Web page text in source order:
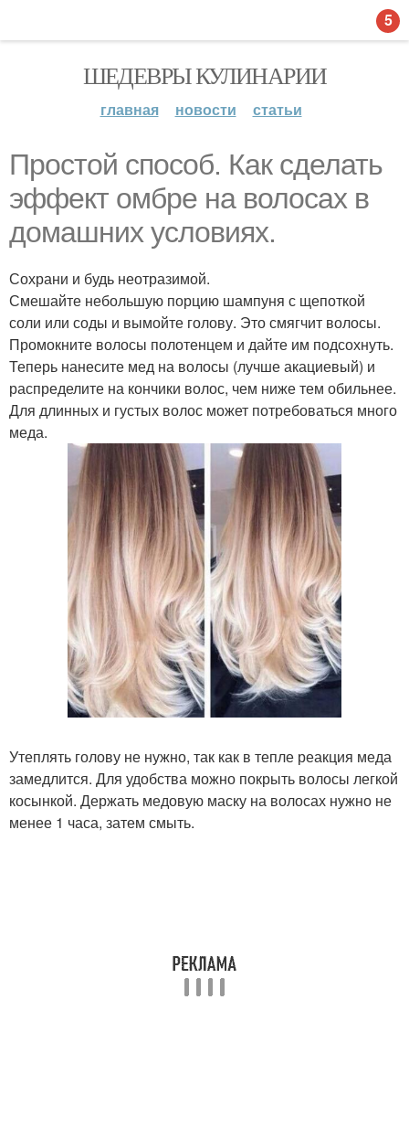
ШЕДЕВРЫ КУЛИНАРИИ
главная новости статьи
Простой способ. Как сделать
эффект омбре на волосах в
домашних условиях.
Сохрани и будь неотразимой.
Смешайте небольшую порцию шампуня с щепоткой
соли или соды и вымойте голову. Это смягчит волосы.
Промокните волосы полотенцем и дайте им подсохнуть.
Теперь нанесите мед на волосы (лучше акациевый) и
распределите на кончики волос, чем ниже тем обильнее.
Для длинных и густых волос может потребоваться много
меда.
Утеплять голову не нужно, так как в тепле реакция меда
замедлится. Для удобства можно покрыть волосы легкой
косынкой. Держать медовую маску на волосах нужно не
менее 1 часа, затем смыть.
5